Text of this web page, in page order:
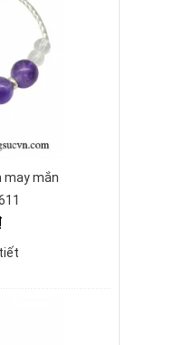
may mắn